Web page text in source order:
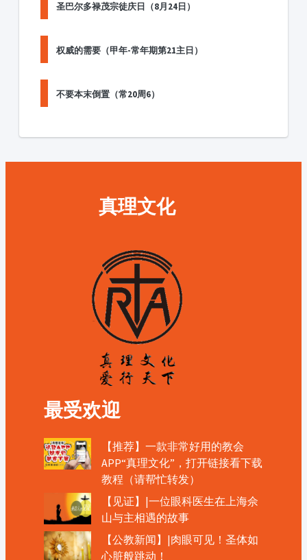
圣巴尔多禄茂宗徒庆日（8月24日）
权威的需要（甲年-常年期第21主日）
不要本末倒置（常20周6）
真理文化
最受欢迎
【推荐】一款非常好用的教会
APP“真理文化”，打开链接看下载
教程（请帮忙转发）
【见证】|一位眼科医生在上海佘
山与主相遇的故事
【公教新闻】|肉眼可见！圣体如
心脏般跳动！